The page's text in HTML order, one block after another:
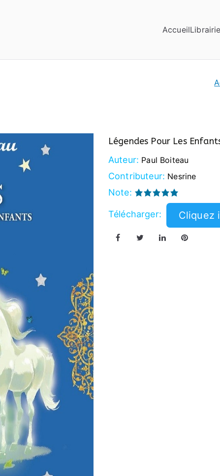
AccueilLibrairie
Légendes Pour Les
Auteur: Paul Boiteau
Contributeur: Nesrine
Note:
Télécharger: